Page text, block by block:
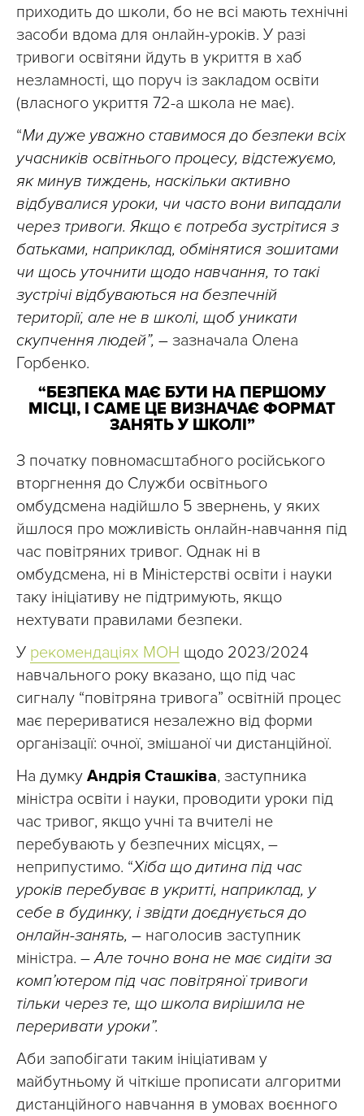
приходить до школи, бо не всі мають технічні
засоби вдома для онлайн-уроків. У разі
тривоги освітяни йдуть в укриття в хаб
незламності, що поруч із закладом освіти
(власного укриття 72-а школа не має).
“Ми дуже уважно ставимося до безпеки всіх
учасників освітнього процесу, відстежуємо,
як минув тиждень, наскільки активно
відбувалися уроки, чи часто вони випадали
через тривоги. Якщо є потреба зустрітися з
батьками, наприклад, обмінятися зошитами
чи щось уточнити щодо навчання, то такі
зустрічі відбуваються на безпечній
території, але не в школі, щоб уникати
скупчення людей”, – зазначала Олена
Горбенко.
“БЕЗПЕКА МАЄ БУТИ НА ПЕРШОМУ
МІСЦІ, І САМЕ ЦЕ ВИЗНАЧАЄ ФОРМАТ
ЗАНЯТЬ У ШКОЛІ”
З початку повномасштабного російського
вторгнення до Служби освітнього
омбудсмена надійшло 5 звернень, у яких
йшлося про можливість онлайн-навчання під
час повітряних тривог. Однак ні в
омбудсмена, ні в Міністерстві освіти і науки
таку ініціативу не підтримують, якщо
нехтувати правилами безпеки.
У рекомендаціях МОН щодо 2023/2024
навчального року вказано, що під час
сигналу “повітряна тривога” освітній процес
має перериватися незалежно від форми
організації: очної, змішаної чи дистанційної.
На думку Андрія Сташківа, заступника
міністра освіти і науки, проводити уроки під
час тривог, якщо учні та вчителі не
перебувають у безпечних місцях, –
неприпустимо. “Хіба що дитина під час
уроків перебуває в укритті, наприклад, у
себе в будинку, і звідти доєднується до
онлайн-занять, – наголосив заступник
міністра. –Але точно вона не має сидіти за
комп’ютером під час повітряної тривоги
тільки через те, що школа вирішила не
переривати уроки”.
Аби запобігати таким ініціативам у
майбутньому й чіткіше прописати алгоритми
дистанційного навчання в умовах воєнного